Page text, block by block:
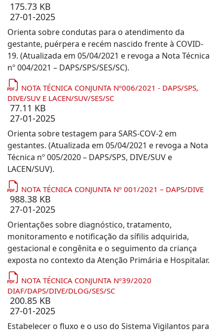
175.73 KB
27-01-2025
Orienta sobre condutas para o atendimento da
gestante, puérpera e recém nascido frente à COVID-
19. (Atualizada em 05/04/2021 e revoga a Nota Técnica
nº 004/2021 – DAPS/SPS/SES/SC).
NOTA TÉCNICA CONJUNTA Nº006/2021 - DAPS/SPS,
DIVE/SUV E LACEN/SUV/SES/SC
77.11 KB
27-01-2025
Orienta sobre testagem para SARS-COV-2 em
gestantes. (Atualizada em 05/04/2021 e revoga a Nota
Técnica nº 005/2020 – DAPS/SPS, DIVE/SUV e
LACEN/SUV).
NOTA TÉCNICA CONJUNTA Nº 001/2021 – DAPS/DIVE
988.38 KB
27-01-2025
Orientações sobre diagnóstico, tratamento,
monitoramento e notificação da sífilis adquirida,
gestacional e congênita e o seguimento da criança
exposta no contexto da Atenção Primária e Hospitalar.
NOTA TÉCNICA CONJUNTA Nº39/2020
DIAF/DAPS/DIVE/DLOG/SES/SC
200.85 KB
27-01-2025
Estabelecer o fluxo e o uso do Sistema Vigilantos para